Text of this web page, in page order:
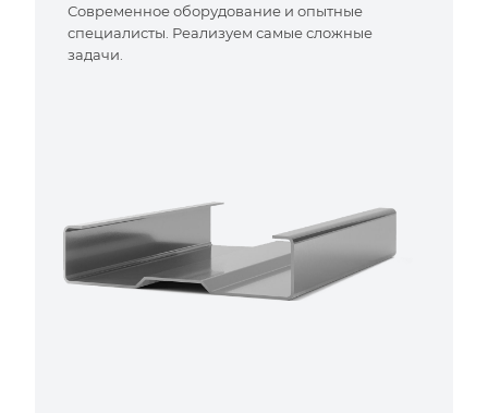
Современное оборудование и опытные
специалисты. Реализуем самые сложные
задачи.